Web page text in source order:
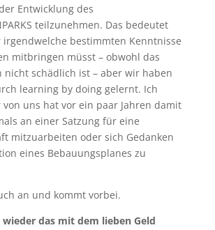
Entwicklung des
teilzunehmen. Das bedeutet
bestimmten Kenntnisse
mitbringen müsst – obwohl das
nicht schädlich ist – aber wir haben
learning by doing gelernt. Ich
uns hat vor ein paar Jahren damit
an einer Satzung für eine
mitzuarbeiten oder sich Gedanken
eines Bebauungsplanes zu
an und kommt vorbei.
das mit dem lieben Geld